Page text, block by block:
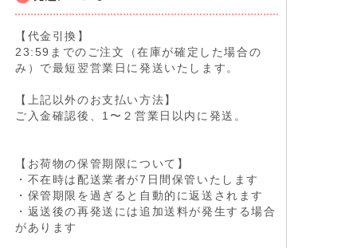
【代金引換】
23:59までのご注文（在庫が確定した場合の
み）で最短翌営業日に発送いたします。
【上記以外のお支払い方法】
ご入金確認後、1〜２営業日以内に発送。
【お荷物の保管期限について】
・不在時は配送業者が7日間保管いたします
・保管期限を過ぎると自動的に返送されます
・返送後の再発送には追加送料が発生する場合
があります